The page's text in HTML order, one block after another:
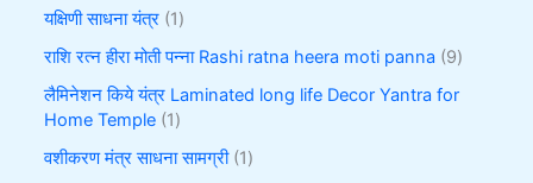
यक्षिणी साधना यंत्र 1
राशि रत्न हीरा मोती पन्ना Rashi ratna heera moti panna 9
लैमिनेशन किये यंत्र Laminated long life Decor Yantra for
Home Temple 1
वशीकरण मंत्र साधना सामग्री 1